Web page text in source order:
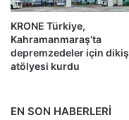
KRONE Türkiye,
Kahramanmaraş’ta
depremzedeler için dikiş
atölyesi kurdu
EN SON HABERLERİ